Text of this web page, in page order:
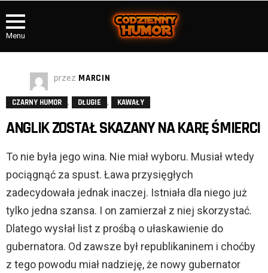
Menu
przez MARCIN
CZARNY HUMOR , DŁUGIE , KAWAŁY
ANGLIK ZOSTAŁ SKAZANY NA KARĘ ŚMIERCI
To nie była jego wina. Nie miał wyboru. Musiał wtedy
pociągnąć za spust. Ława przysięgłych
zadecydowała jednak inaczej. Istniała dla niego już
tylko jedna szansa. I on zamierzał z niej skorzystać.
Dlatego wysłał list z prośbą o ułaskawienie do
gubernatora. Od zawsze był republikaninem i choćby
z tego powodu miał nadzieję, że nowy gubernator